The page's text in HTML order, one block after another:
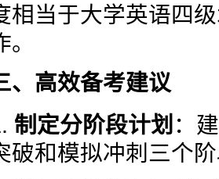
相当于大学英语四
。
、高效备考建议
制定分阶段计划 ：
破和模拟冲刺三个